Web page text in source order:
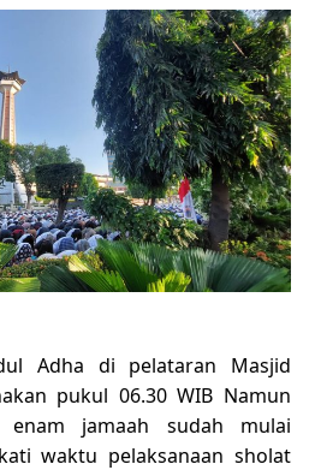
Adha di pelataran Masjid
pukul 06.30 WIB Namun
jamaah sudah mulai
waktu pelaksanaan sholat